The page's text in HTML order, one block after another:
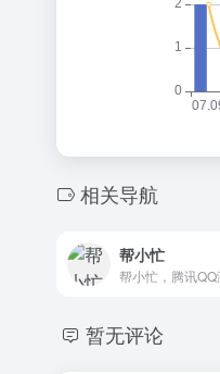
相关导航
帮小忙
暂无评论